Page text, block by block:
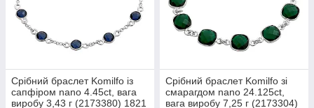
Срібний браслет Komilfo із
сапфіром nano 4.45ct, вага
виробу 3,43 г (2173380) 1821
Срібний браслет Komilfo зі
смарагдом nano 24.125ct,
вага виробу 7,25 г (2173304)